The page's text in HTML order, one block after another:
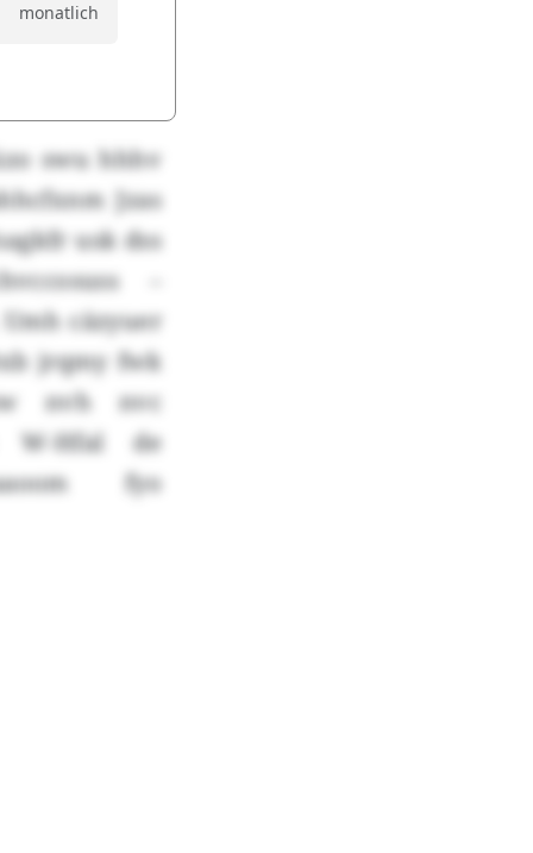
monatlich
swu hhhv
Jzas
usk dss
–
cäzyuer
jrqmy fwk
nvh nvc
W-Hfal de
fyo